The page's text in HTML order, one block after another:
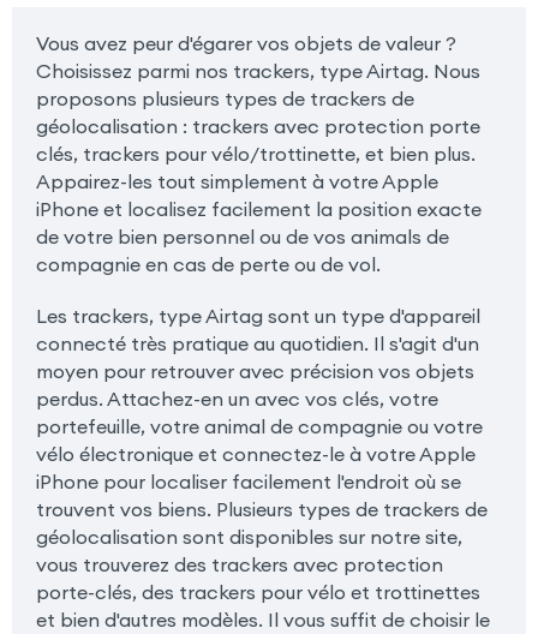
Vous avez peur d'égarer vos objets de valeur ?
Choisissez parmi nos trackers, type Airtag. Nous
proposons plusieurs types de trackers de
géolocalisation : trackers avec protection porte
clés, trackers pour vélo/trottinette, et bien plus.
Appairez-les tout simplement à votre Apple
iPhone et localisez facilement la position exacte
de votre bien personnel ou de vos animals de
compagnie en cas de perte ou de vol.
Les trackers, type Airtag sont un type d'appareil
connecté très pratique au quotidien. Il s'agit d'un
moyen pour retrouver avec précision vos objets
perdus. Attachez-en un avec vos clés, votre
portefeuille, votre animal de compagnie ou votre
vélo électronique et connectez-le à votre Apple
iPhone pour localiser facilement l'endroit où se
trouvent vos biens. Plusieurs types de trackers de
géolocalisation sont disponibles sur notre site,
vous trouverez des trackers avec protection
porte-clés, des trackers pour vélo et trottinettes
et bien d'autres modèles. Il vous suffit de choisir le